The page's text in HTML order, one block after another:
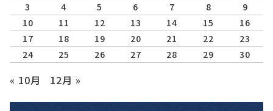
3
4 5 6 7 8
9
10
11 12 13 14 15
16
17
18 19 20 21 22
23
24
25 26 27 28 29 30
« 10月 12月 »